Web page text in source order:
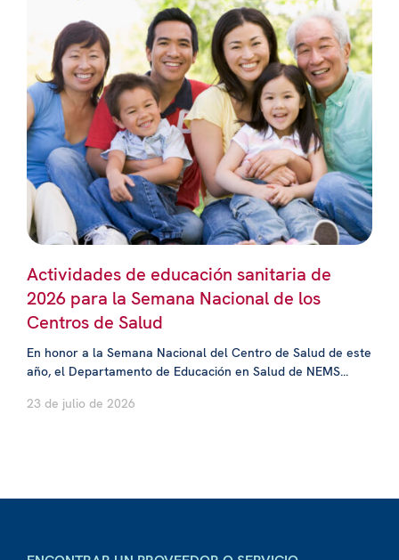
Actividades de educación sanitaria de
2026 para la Semana Nacional de los
Centros de Salud
En honor a la Semana Nacional del Centro de Salud de este
año, el Departamento de Educación en Salud de NEMS...
23 de julio de 2026